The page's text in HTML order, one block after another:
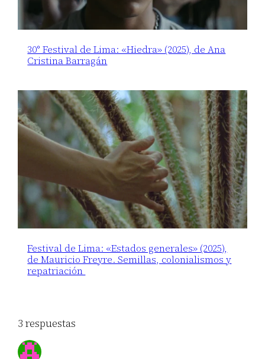
30° Festival de Lima: «Hiedra» (2025), de Ana
Cristina Barragán
Festival de Lima: «Estados generales» (2025),
de Mauricio Freyre. Semillas, colonialismos y
repatriación
3 respuestas